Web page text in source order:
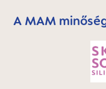
Skip MAM Means
A MAM